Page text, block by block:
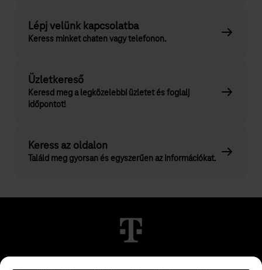
Lépj velünk kapcsolatba
Keress minket chaten vagy telefonon.
Üzletkereső
Keresd meg a legközelebbi üzletet és foglalj
időpontot!
Keress az oldalon
Találd meg gyorsan és egyszerűen az információkat.